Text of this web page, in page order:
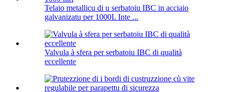
Telaio metallicu di u serbatoiu IBC in acciaio
galvanizatu per 1000L Inte ...
Valvula à sfera per serbatoiu IBC di qualità
eccellente